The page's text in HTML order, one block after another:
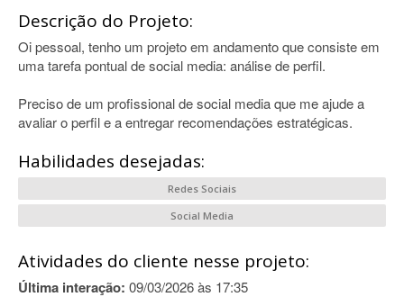
Descrição do Projeto:
Oi pessoal, tenho um projeto em andamento que consiste em
uma tarefa pontual de social media: análise de perfil.
Preciso de um profissional de social media que me ajude a
avaliar o perfil e a entregar recomendações estratégicas.
Habilidades desejadas:
Redes Sociais
Social Media
Atividades do cliente nesse projeto:
Última interação: 09/03/2026 às 17:35